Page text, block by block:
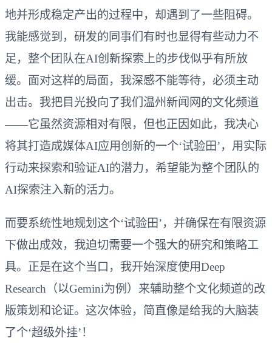
地并形成稳定产出的过程中，却遇到了一些阻碍。
我能感觉到，研发的同事们有时也显得有些动力不
足，整个团队在AI创新探索上的步伐似乎有所放
缓。面对这样的局面，我深感不能等待，必须主动
出击。我把目光投向了我们温州新闻网的文化频道
——它虽然资源相对有限，但也正因如此，我决心
将其打造成媒体AI应用创新的一个‘试验田’，用实际
行动来探索和验证AI的潜力，希望能为整个团队的
AI探索注入新的活力。
而要系统性地规划这个‘试验田’，并确保在有限资源
下做出成效，我迫切需要一个强大的研究和策略工
具。正是在这个当口，我开始深度使用Deep
Research（以Gemini为例）来辅助整个文化频道的改
版策划和论证。这次体验，简直像是给我的大脑装
了个‘超级外挂’！